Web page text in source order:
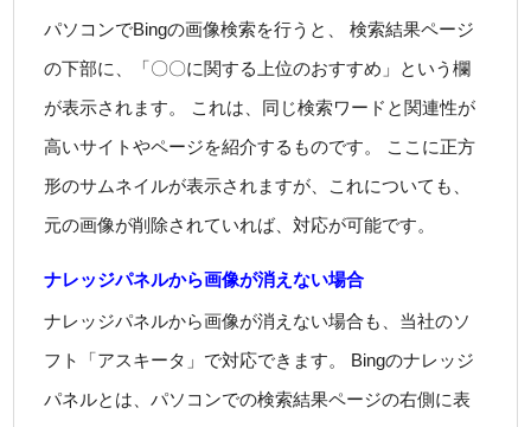
パソコンでBingの画像検索を行うと、 検索結果ページ
の下部に、「〇〇に関する上位のおすすめ」という欄
が表示されます。 これは、同じ検索ワードと関連性が
高いサイトやページを紹介するものです。 ここに正方
形のサムネイルが表示されますが、これについても、
元の画像が削除されていれば、対応が可能です。
ナレッジパネルから画像が消えない場合
ナレッジパネルから画像が消えない場合も、当社のソ
フト「アスキータ」で対応できます。 Bingのナレッジ
パネルとは、パソコンでの検索結果ページの右側に表